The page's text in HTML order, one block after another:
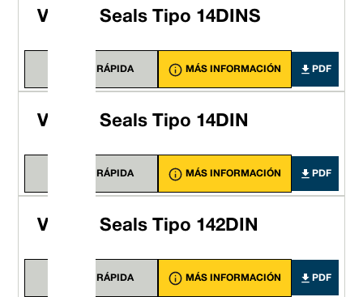
Vulcan Seals Tipo 14DINS
VISTA RÁPIDA MÁS INFORMACIÓN PDF
Vulcan Seals Tipo 14DIN
VISTA RÁPIDA MÁS INFORMACIÓN PDF
Vulcan Seals Tipo 142DIN
VISTA RÁPIDA MÁS INFORMACIÓN PDF